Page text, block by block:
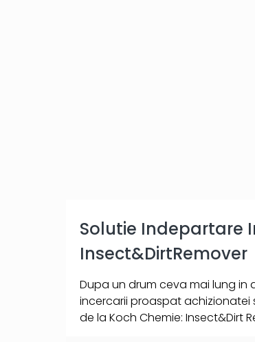
Solutie Indepartare
Insect&DirtRemover
Dupa un drum ceva mai lung in
incercarii proaspat achizionatei
de la Koch Chemie: Insect&Dirt